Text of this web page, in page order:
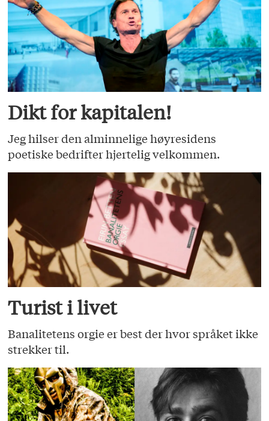
Dikt for kapitalen!
Jeg hilser den alminnelige høyresidens
poetiske bedrifter hjertelig velkommen.
Turist i livet
Banalitetens orgie er best der hvor språket ikke
strekker til.